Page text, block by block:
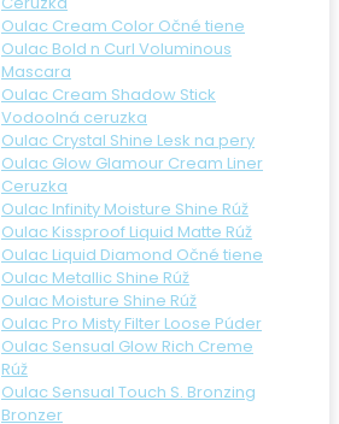
Oulac Cream Color Očné tiene
Oulac Bold n Curl Voluminous
Mascara
Oulac Cream Shadow Stick
Vodoolná ceruzka
Oulac Crystal Shine Lesk na pery
Oulac Glow Glamour Cream Liner
Ceruzka
Oulac Infinity Moisture Shine Rúž
Oulac Kissproof Liquid Matte Rúž
Oulac Liquid Diamond Očné tiene
Oulac Metallic Shine Rúž
Oulac Moisture Shine Rúž
Oulac Pro Misty Filter Loose Púder
Oulac Sensual Glow Rich Creme
Rúž
Oulac Sensual Touch S. Bronzing
Bronzer